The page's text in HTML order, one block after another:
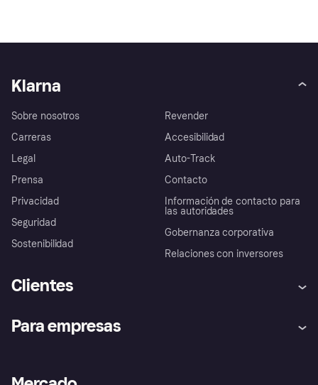
Klarna
Sobre nosotros
Carreras
Legal
Prensa
Privacidad
Seguridad
Sostenibilidad
Revender
Accesibilidad
Auto-Track
Contacto
Información de contacto para
las autoridades
Gobernanza corporativa
Relaciones con inversores
Clientes
Inicio de sesión
Directorio de tiendas
Para empresas
Acceso empresas